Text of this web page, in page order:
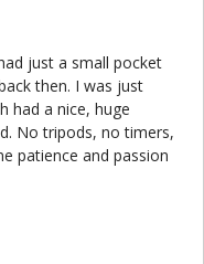
just a small pocket
then. I was just
had a nice, huge
No tripods, no timers,
patience and passion